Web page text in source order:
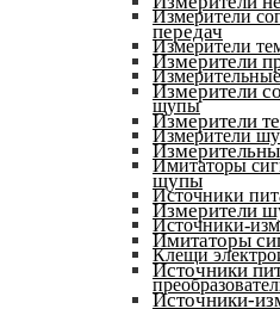
Измерители
Измерители
щупы
Измерители
Имитаторы
Источники
Источники-
Клещи
передач
Измерители
Измерители
Измерители
щупы
Измерители
Имитаторы
Источники
Источники-